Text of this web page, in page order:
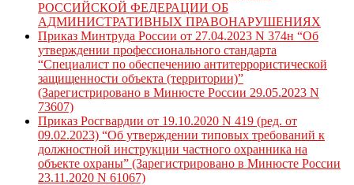
РОССИЙСКОЙ ФЕДЕРАЦИИ ОБ
АДМИНИСТРАТИВНЫХ ПРАВОНАРУШЕНИЯХ
Приказ Минтруда России от 27.04.2023 N 374н “Об
утверждении профессионального стандарта
“Специалист по обеспечению антитеррористической
защищенности объекта (территории)”
(Зарегистрировано в Минюсте России 29.05.2023 N
73607)
Приказ Росгвардии от 19.10.2020 N 419 (ред. от
09.02.2023) “Об утверждении типовых требований к
должностной инструкции частного охранника на
объекте охраны” (Зарегистрировано в Минюсте России
23.11.2020 N 61067)